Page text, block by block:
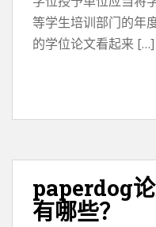
等学生培训部门的年
的学位论文看起来 […]
paperdog
有哪些？